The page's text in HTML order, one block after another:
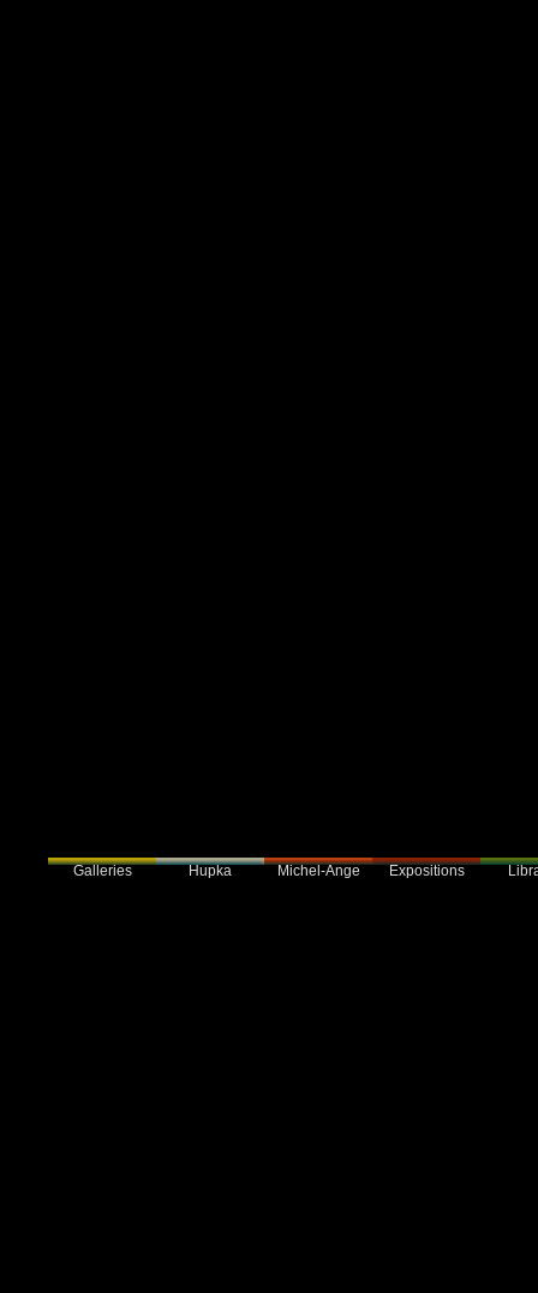
Galleries Hupka Michel-Ange Expositions